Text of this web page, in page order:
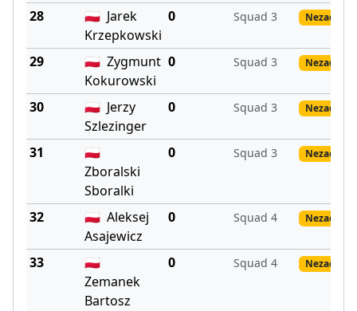
28 🇵🇱 Jarek
Krzepkowski
0 Squad 3
29 🇵🇱 Zygmunt
Kokurowski
0 Squad 3
30 🇵🇱 Jerzy
Szlezinger
0 Squad 3
31
🇵🇱
Zboralski
Sboralki
0 Squad 3
32 🇵🇱 Aleksej
Asajewicz
0 Squad 4
33
🇵🇱
Zemanek
Bartosz
0 Squad 4